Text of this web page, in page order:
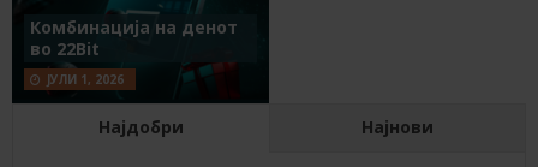
Комбинација на денот
во 22Bit
ЈУЛИ 1, 2026
Најдобри Најнови